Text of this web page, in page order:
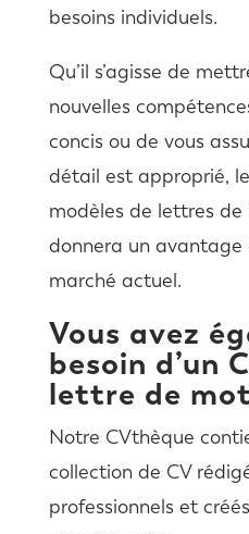
besoins individuels.
Qu’il s’agisse de
nouvelles
concis ou de vous
détail est approprié,
modèles de lettres
donnera un avantage
marché actuel.
Vous avez
besoin d’un
lettre de
Notre CVthèque
collection de CV
professionnels et